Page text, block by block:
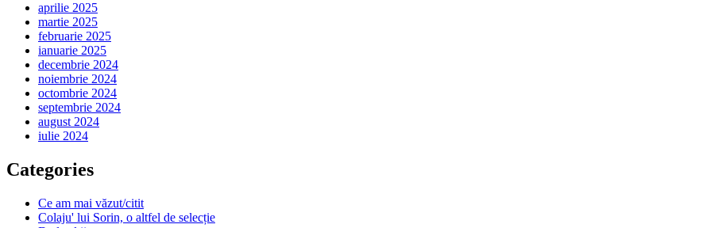
aprilie 2025
martie 2025
februarie 2025
ianuarie 2025
decembrie 2024
noiembrie 2024
octombrie 2024
septembrie 2024
august 2024
iulie 2024
Categories
Ce am mai văzut/citit
Colaju' lui Sorin, o altfel de selecție